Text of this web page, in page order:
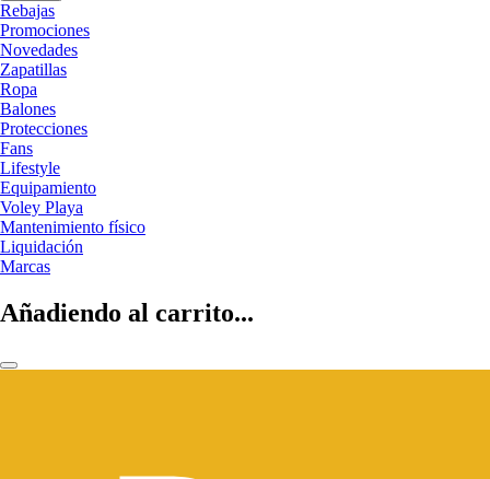
Rebajas
Promociones
Novedades
Zapatillas
Ropa
Balones
Protecciones
Fans
Lifestyle
Equipamiento
Voley Playa
Mantenimiento físico
Liquidación
Marcas
Añadiendo al carrito...